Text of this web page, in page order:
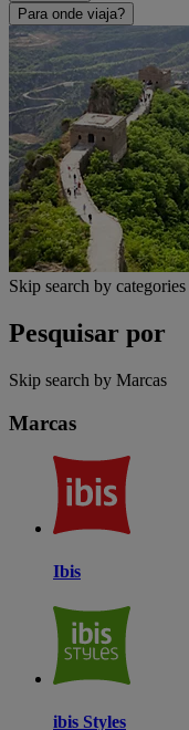
Para onde viaja?
Skip search by categories
Pesquisar por
Skip search by Marcas
Marcas
Ibis
ibis Styles